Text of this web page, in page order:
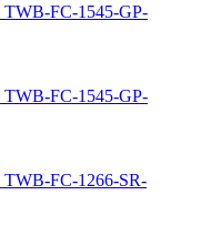
FC-1545-GP-
FC-1545-GP-
FC-1266-SR-